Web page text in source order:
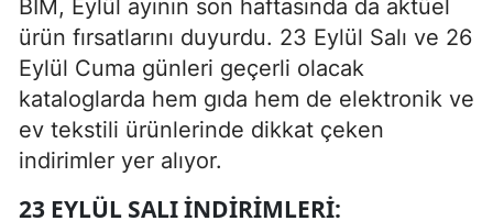
BİM, Eylül ayının son haftasında da aktüel
ürün fırsatlarını duyurdu. 23 Eylül Salı ve 26
Eylül Cuma günleri geçerli olacak
kataloglarda hem gıda hem de elektronik ve
ev tekstili ürünlerinde dikkat çeken
indirimler yer alıyor.
23 EYLÜL SALI İNDIRIMLERI: